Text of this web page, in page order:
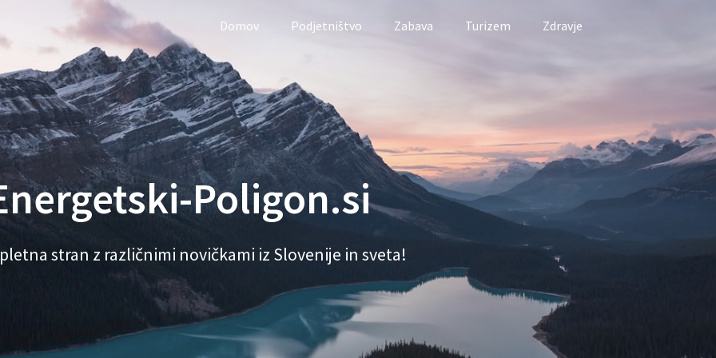
Domov Podjetništvo Zabava Turizem Zdravje
Poligon.si
stran z različnimi novičkami iz Slovenije in sveta!